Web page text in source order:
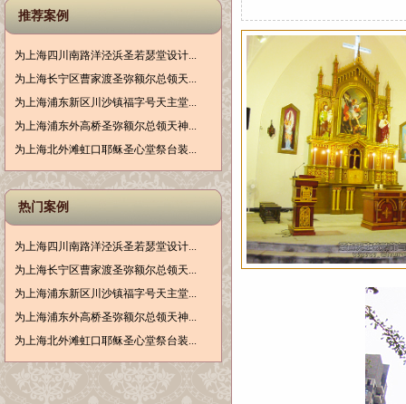
推荐案例
为上海四川南路洋泾浜圣若瑟堂设计...
为上海长宁区曹家渡圣弥额尔总领天...
为上海浦东新区川沙镇福字号天主堂...
为上海浦东外高桥圣弥额尔总领天神...
为上海北外滩虹口耶稣圣心堂祭台装...
热门案例
为上海四川南路洋泾浜圣若瑟堂设计...
为上海长宁区曹家渡圣弥额尔总领天...
为上海浦东新区川沙镇福字号天主堂...
为上海浦东外高桥圣弥额尔总领天神...
为上海北外滩虹口耶稣圣心堂祭台装...